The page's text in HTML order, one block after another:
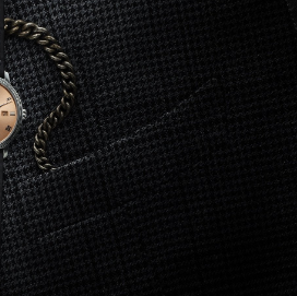
Fashion
GourmetCars
Culture Lifestyle